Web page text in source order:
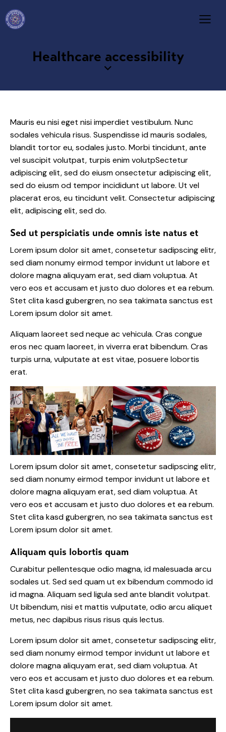
Healthcare accessibility
Mauris eu nisi eget nisi imperdiet vestibulum. Nunc
sodales vehicula risus. Suspendisse id mauris sodales,
blandit tortor eu, sodales justo. Morbi tincidunt, ante
vel suscipit volutpat, turpis enim volutpSectetur
adipiscing elit, sed do eiusm onsectetur adipiscing elit,
sed do eiusm od tempor incididunt ut labore. Ut vel
placerat eros, eu tincidunt velit. Consectetur adipiscing
elit, adipiscing elit, sed do.
Sed ut perspiciatis unde omnis iste natus et
Lorem ipsum dolor sit amet, consetetur sadipscing elitr,
sed diam nonumy eirmod tempor invidunt ut labore et
dolore magna aliquyam erat, sed diam voluptua. At
vero eos et accusam et justo duo dolores et ea rebum.
Stet clita kasd gubergren, no sea takimata sanctus est
Lorem ipsum dolor sit amet.
Aliquam laoreet sed neque ac vehicula. Cras congue
eros nec quam laoreet, in viverra erat bibendum. Cras
turpis urna, vulputate at est vitae, posuere lobortis
erat.
Lorem ipsum dolor sit amet, consetetur sadipscing elitr,
sed diam nonumy eirmod tempor invidunt ut labore et
dolore magna aliquyam erat, sed diam voluptua. At
vero eos et accusam et justo duo dolores et ea rebum.
Stet clita kasd gubergren, no sea takimata sanctus est
Lorem ipsum dolor sit amet.
Aliquam quis lobortis quam
Curabitur pellentesque odio magna, id malesuada arcu
sodales ut. Sed sed quam ut ex bibendum commodo id
id magna. Aliquam sed ligula sed ante blandit volutpat.
Ut bibendum, nisi et mattis vulputate, odio arcu aliquet
metus, nec dapibus risus risus quis lectus.
Lorem ipsum dolor sit amet, consetetur sadipscing elitr,
sed diam nonumy eirmod tempor invidunt ut labore et
dolore magna aliquyam erat, sed diam voluptua. At
vero eos et accusam et justo duo dolores et ea rebum.
Stet clita kasd gubergren, no sea takimata sanctus est
Lorem ipsum dolor sit amet.